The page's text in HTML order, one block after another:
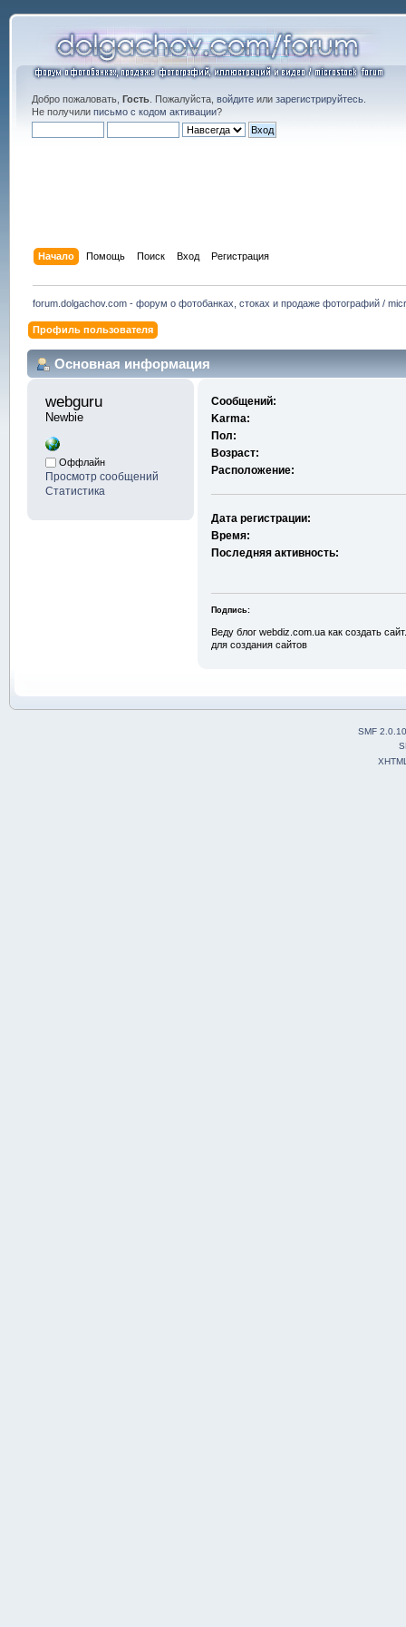
Добро пожаловать, Гость. Пожалуйста, войдитеили зарегистрируйтесь.
Не получили письмо с кодом активации?
Начало Помощь Поиск Вход Регистрация
forum.dolgachov.com - форум о фотобанках, стоках и продаже фотографий /
Профиль пользователя
Основная информация
webguru
Newbie
Оффлайн
Просмотр сообщений
Статистика
Сообщений:
Karma:
Пол:
Возраст:
Расположение:
Дата регистрации:
Время:
Последняя активность:
Подпись:
Веду блог webdiz.com.ua как создать
для создания сайтов
SMF